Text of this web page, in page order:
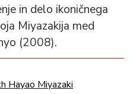
in delo ikoničnega
Miyazakija med
(2008).
Hayao Miyazaki